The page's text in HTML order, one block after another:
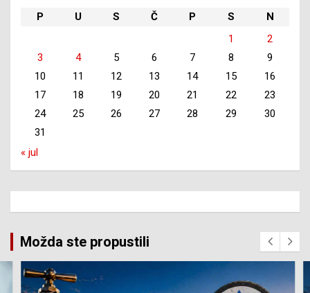
P
U S Č P S
N
1
2
3
4 5 6 7 8
9
10
11 12 13 14 15
16
17
18 19 20 21 22
23
24
25 26 27 28 29
30
31
« jul
Možda ste propustili